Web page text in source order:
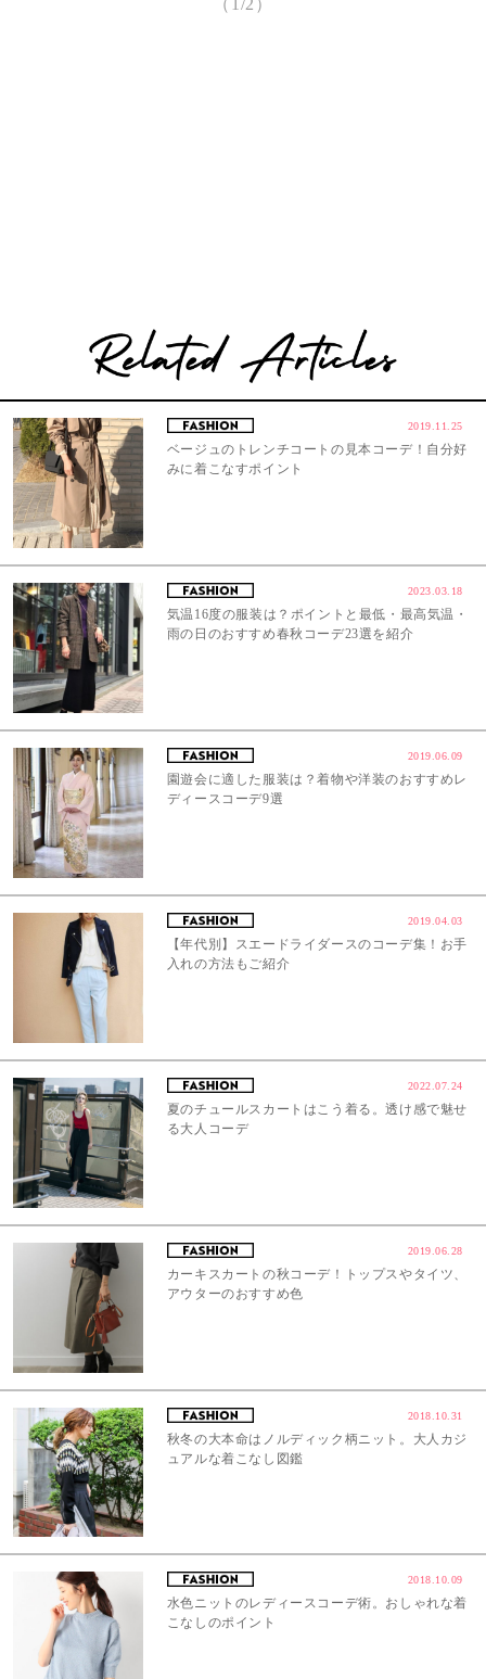
（1/2）
2019.11.25
ベージュのトレンチコートの見本コーデ！自分好
みに着こなすポイント
2023.03.18
気温16度の服装は？ポイントと最低・最高気温・
雨の日のおすすめ春秋コーデ23選を紹介
2019.06.09
園遊会に適した服装は？着物や洋装のおすすめレ
ディースコーデ9選
2019.04.03
【年代別】スエードライダースのコーデ集！お手
入れの方法もご紹介
2022.07.24
夏のチュールスカートはこう着る。透け感で魅せ
る大人コーデ
2019.06.28
カーキスカートの秋コーデ！トップスやタイツ、
アウターのおすすめ色
2018.10.31
秋冬の大本命はノルディック柄ニット。大人カジ
ュアルな着こなし図鑑
2018.10.09
水色ニットのレディースコーデ術。おしゃれな着
こなしのポイント